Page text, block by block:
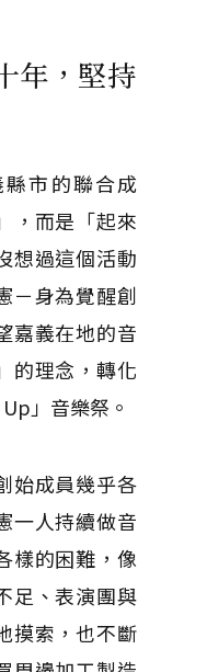
年，堅持
市的聯合成
，而是「起來
想過這個活動
－身為覺醒創
嘉義在地的音
的理念，轉化
」音樂祭。
始成員幾乎各
一人持續做音
樣的困難，像
足、表演團與
摸索，也不斷